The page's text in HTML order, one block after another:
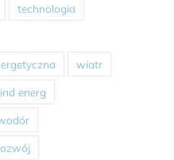
technologia
wiatr
energ